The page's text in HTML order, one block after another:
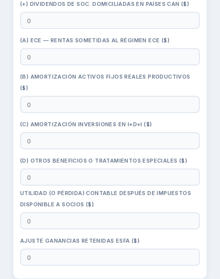
(+) DIVIDENDOS DE SOC. DOMICILIADAS EN PAÍSES CAN ($)
(A) ECE — RENTAS SOMETIDAS AL RÉGIMEN ECE ($)
(B) AMORTIZACIÓN ACTIVOS FIJOS REALES PRODUCTIVOS
($)
(C) AMORTIZACIÓN INVERSIONES EN I+D+I ($)
(D) OTROS BENEFICIOS O TRATAMIENTOS ESPECIALES ($)
UTILIDAD (O PÉRDIDA) CONTABLE DESPUÉS DE IMPUESTOS
DISPONIBLE A SOCIOS ($)
AJUSTE GANANCIAS RETENIDAS ESFA ($)